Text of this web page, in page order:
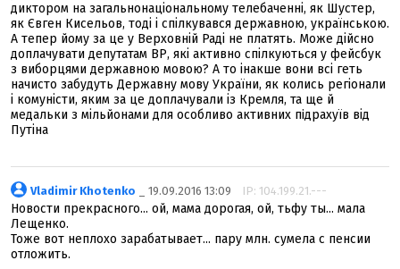
диктором на загальнонаціональному телебаченні, як Шустер,
як Євген Кисельов, тоді і спілкувався державною, українською.
А тепер йому за це у Верховній Раді не платять. Може дійсно
доплачувати депутатам ВР, які активно спілкуються у фейсбук
з виборцями державною мовою? А то інакше вони всі геть
начисто забудуть Державну мову України, як колись регіонали
і комуністи, яким за це доплачували із Кремля, та ще й
медальки з мільйонами для особливо активних пiдpaxyїв від
Путіна
Vladimir Khotenko _ 19.09.2016 13:09 IP: 104.199.21.---
Новости прекрасного... ой, мама дорогая, ой, тьфу ты... мала
Лещенко.
Тоже вот неплохо зарабатывает... пару млн. сумела с пенсии
отложить.